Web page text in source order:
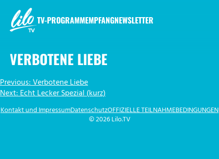
Inhalt
springen
TV-PROGRAMMEMPFANGNEWSLETTER
VERBOTENE LIEBE
BEITRAGSNAVIGATION
Previous:Verbotene Liebe
Next:Echt Lecker Spezial (kurz)
© 2026 Lilo.TV
Kontakt und ImpressumDatenschutzOFFIZIELLE TEILNAHMEBEDINGUNGEN